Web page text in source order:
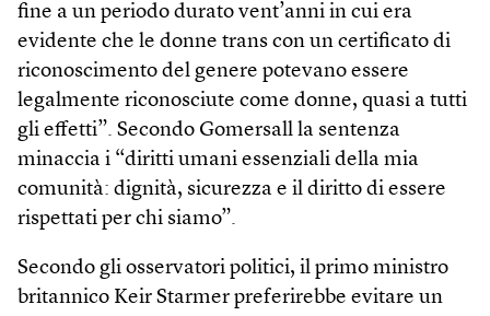
fine a un periodo durato vent’anni in cui era
evidente che le donne trans con un certificato di
riconoscimento del genere potevano essere
legalmente riconosciute come donne, quasi a tutti
gli effetti”. Secondo Gomersall la sentenza
minaccia i “diritti umani essenziali della mia
comunità: dignità, sicurezza e il diritto di essere
rispettati per chi siamo”.
Secondo gli osservatori politici, il primo ministro
britannico Keir Starmer preferirebbe evitare un